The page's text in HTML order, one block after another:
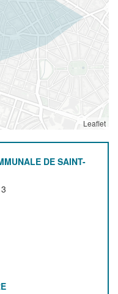
Leaflet
DE SAINT-